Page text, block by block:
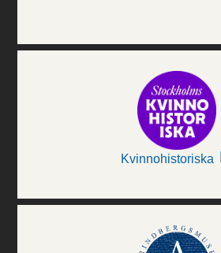
Kvinnohistoriska